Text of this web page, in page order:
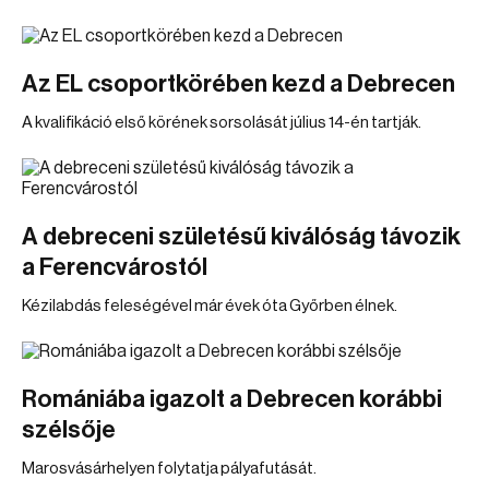
Az EL csoportkörében kezd a Debrecen
A kvalifikáció első körének sorsolását július 14-én tartják.
A debreceni születésű kiválóság távozik
a Ferencvárostól
Kézilabdás feleségével már évek óta Győrben élnek.
Romániába igazolt a Debrecen korábbi
szélsője
Marosvásárhelyen folytatja pályafutását.